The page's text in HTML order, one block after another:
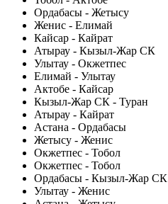
Ордабасы - Жетысу
Женис - Елимай
Кайсар - Кайрат
Атырау - Кызыл-Жар СК
Улытау - Окжетпес
Елимай - Улытау
Актобе - Кайсар
Кызыл-Жар СК - Туран
Атырау - Кайрат
Астана - Ордабасы
Жетысу - Женис
Окжетпес - Тобол
Окжетпес - Тобол
Ордабасы - Кызыл-Жар СК
Улытау - Женис